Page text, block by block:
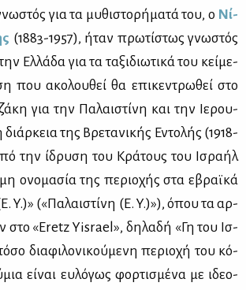
για τα μυ­θι­στο­ρή­μα­τά του, ο Νί­
(1883-1957), ήταν πρω­τί­στως γνω­στός
Ελ­λά­δα για τα τα­ξι­διω­τι­κά του κεί­με­
που ακο­λου­θεί θα επι­κε­ντρω­θεί στο
για την Πα­λαι­στί­νη και την Ιε­ρου­
διάρ­κεια της Βρε­τα­νι­κής Εντο­λής (1918-
την ίδρυ­ση του Κρά­τους του Ισ­ρα­ήλ
ονο­μα­σία της πε­ριο­χής στα εβραϊ­κά
Y.)» («Πα­λαι­στί­νη (E. Y.)»), όπου τα αρ­
στο «Eretz Yisrael», δη­λα­δή «Γη του Ισ­
δια­φι­λο­νι­κού­με­νη πε­ριο­χή του κό­
εί­ναι ευ­λό­γως φορ­τι­σμέ­να με ιδε­ο­